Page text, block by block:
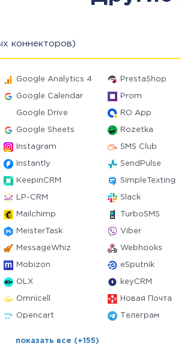
коннекторов)
Google Analytics 4 PrestaShop
Google Calendar Prom
Google Drive RO App
Google Sheets Rozetka
Instagram SMS Club
Instantly SendPulse
KeepinCRM SimpleTexting
LP-CRM Slack
Mailchimp TurboSMS
MeisterTask Viber
MessageWhiz Webhooks
Mobizon eSputnik
OLX keyCRM
Omnicell Новая Почта
Opencart Телеграм
показать все (+155)